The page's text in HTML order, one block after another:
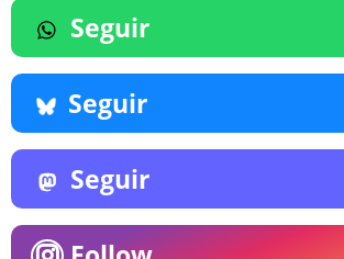
Seguir
Seguir
Seguir